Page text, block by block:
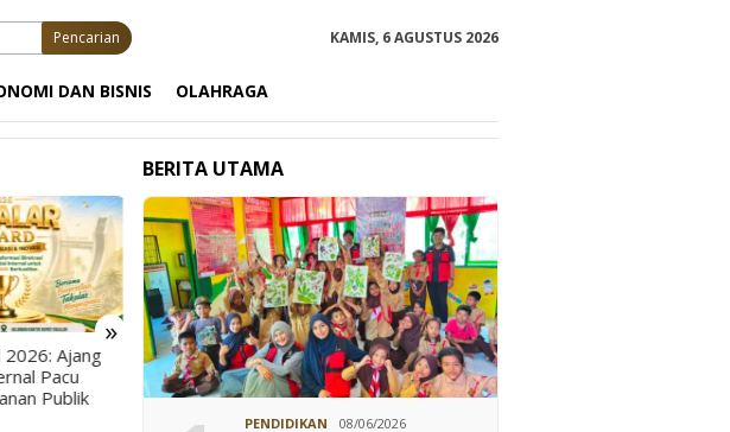
Pencarian KAMIS, 6 AGUSTUS 2026
DAN BISNIS OLAHRAGA
»
Ajang
Pacu
Publik
Serap Aspirasi Warga
Pattallassang, Hj. Fadilah
Tegaskan Komitmen Kawal
Program Kesejahteraan
Bupati Takalar Dorong
BUMDes Jadi Motor Ekonomi
Desa
BERITA UTAMA
PENDIDIKAN 08/06/2026